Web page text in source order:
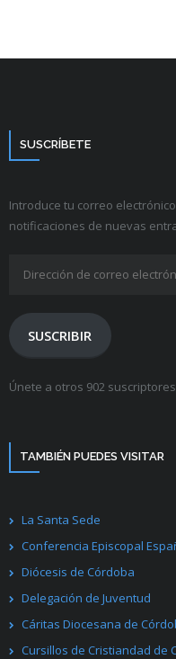
SUSCRÍBETE
Introduce tu correo
notificaciones de nuevas
electrónico
SUSCRIBIR
Únete a otros 902 suscriptores
TAMBIÉN PUEDES VISITAR
La Santa Sede
Conferencia Episcopal
Diócesis de Córdoba
Delegación de Juventud
Cáritas Diocesana de
Cursillos de Cristiandad de